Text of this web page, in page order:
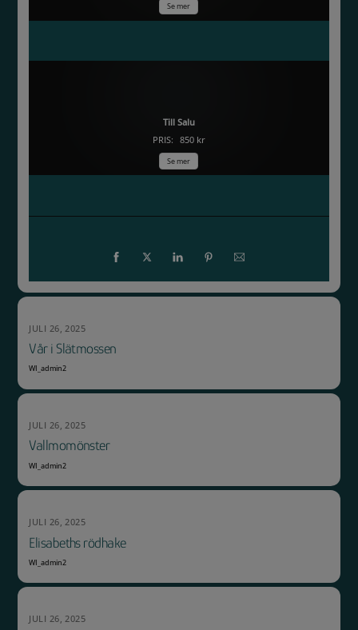
Se mer
Till Salu
PRIS: 850 kr
Se mer
JULI 26, 2025
Vår i Slätmossen
WI_admin2
JULI 26, 2025
Vallmomönster
WI_admin2
JULI 26, 2025
Elisabeths rödhake
WI_admin2
JULI 26, 2025